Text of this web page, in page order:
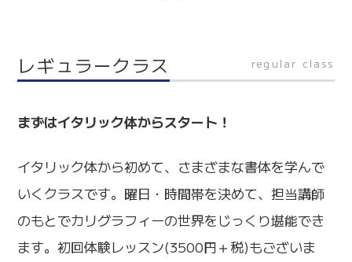
レギュラークラス regular class
まずはイタリック体からスタート！
イタリック体から初めて、さまざまな書体を学んで
いくクラスです。曜日・時間帯を決めて、担当講師
のもとでカリグラフィーの世界をじっくり堪能でき
ます。初回体験レッスン(3500円＋税)もございま